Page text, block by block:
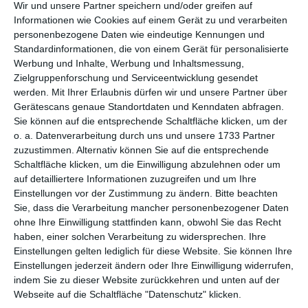
Wir und unsere Partner speichern und/oder greifen auf
Informationen wie Cookies auf einem Gerät zu und verarbeiten
personenbezogene Daten wie eindeutige Kennungen und
Standardinformationen, die von einem Gerät für personalisierte
Werbung und Inhalte, Werbung und Inhaltsmessung,
Zielgruppenforschung und Serviceentwicklung gesendet
werden.
Mit Ihrer Erlaubnis dürfen wir und unsere Partner über
Gerätescans genaue Standortdaten und Kenndaten abfragen.
Sie können auf die entsprechende Schaltfläche klicken, um der
o. a. Datenverarbeitung durch uns und unsere 1733 Partner
zuzustimmen. Alternativ können Sie auf die entsprechende
Schaltfläche klicken, um die Einwilligung abzulehnen oder um
auf detailliertere Informationen zuzugreifen und um Ihre
Einstellungen vor der Zustimmung zu ändern.
Bitte beachten
Sie, dass die Verarbeitung mancher personenbezogener Daten
ohne Ihre Einwilligung stattfinden kann, obwohl Sie das Recht
haben, einer solchen Verarbeitung zu widersprechen. Ihre
Einstellungen gelten lediglich für diese Website. Sie können Ihre
Einstellungen jederzeit ändern oder Ihre Einwilligung widerrufen,
indem Sie zu dieser Website zurückkehren und unten auf der
Webseite auf die Schaltfläche "Datenschutz" klicken.
TEILEN
Facebook, Twitter, WhatsApp, ...
WEITERE KARTEN IN DIESEN
KATEGORIEN ANSEHEN
Freizeit
Sport
Fußball